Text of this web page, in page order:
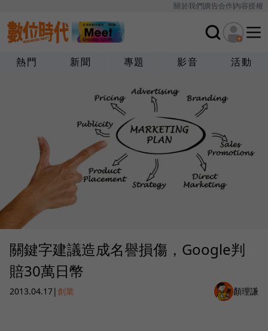
關於我們廣告合作內容授權
熱門 新聞 專題 影音 活動
關鍵字建議造成名譽損傷，Google判
賠30萬日幣
2013.04.17|創業 顏理謙